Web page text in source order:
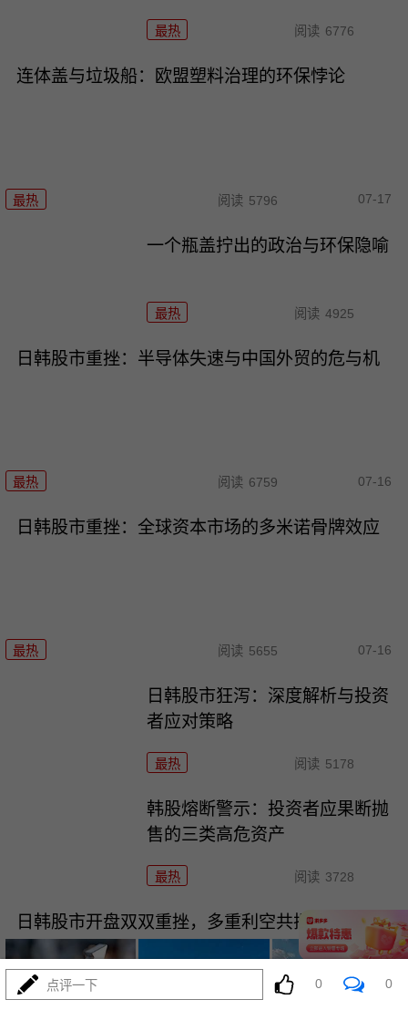
最热 阅读 6776
连体盖与垃圾船：欧盟塑料治理的环保悖论
最热 阅读 5796 07-17
一个瓶盖拧出的政治与环保隐喻
最热 阅读 4925
日韩股市重挫：半导体失速与中国外贸的危与机
最热 阅读 6759 07-16
日韩股市重挫：全球资本市场的多米诺骨牌效应
最热 阅读 5655 07-16
日韩股市狂泻：深度解析与投资
者应对策略
最热 阅读 5178
韩股熔断警示：投资者应果断抛
售的三类高危资产
最热 阅读 3728
日韩股市开盘双双重挫，多重利空共振引发恐慌
点评一下 0 0